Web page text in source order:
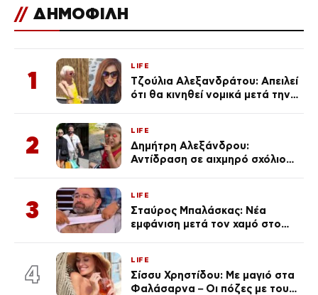
// ΔΗΜΟΦΙΛΗ
1
LIFE
Τζούλια Αλεξανδράτου: Απειλεί
ότι θα κινηθεί νομικά μετά την
2
LIFE
Δημήτρη Αλεξάνδρου:
Αντίδραση σε αιχμηρό σχόλιο
3
LIFE
Σταύρος Μπαλάσκας: Νέα
εμφάνιση μετά τον χαμό στο
4
LIFE
Σίσσυ Χρηστίδου: Με μαγιό στα
Φαλάσαρνα – Οι πόζες με τους